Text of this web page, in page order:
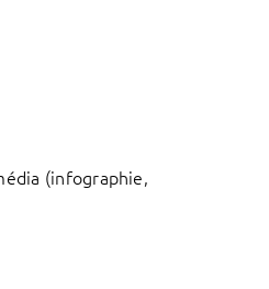
(infographie,